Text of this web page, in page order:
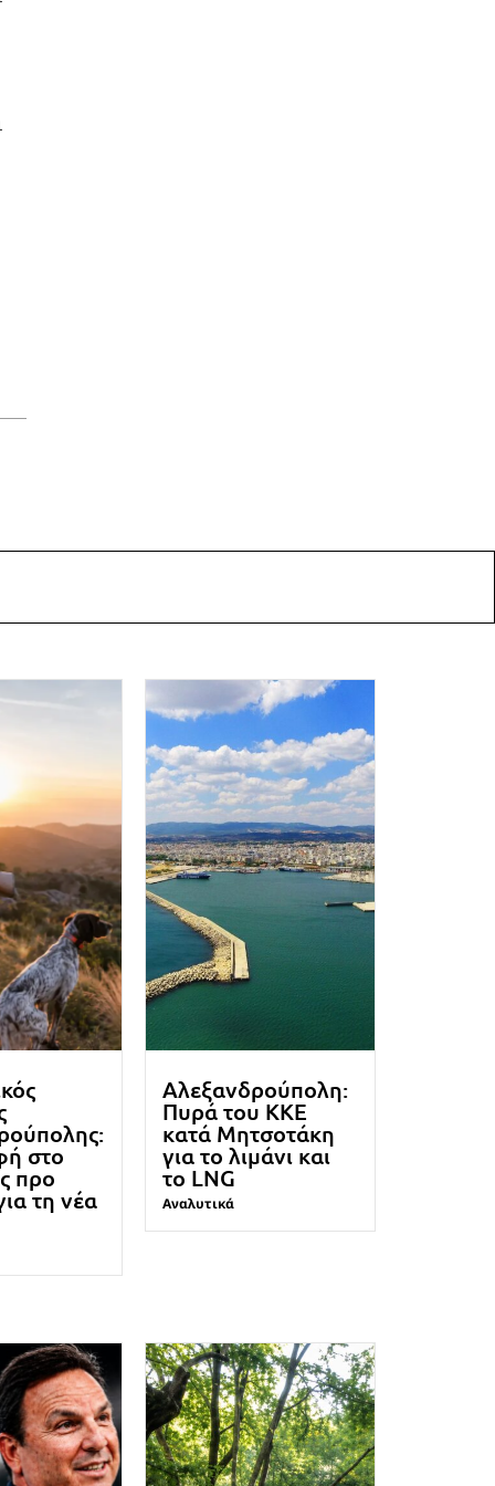
στο
προ
τη νέα
Αλεξανδρούπολη:
Πυρά του ΚΚΕ
κατά Μητσοτάκη
για το λιμάνι και
το LNG
Αναλυτικά